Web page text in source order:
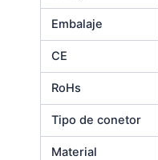
Embalaje
CE
RoHs
Tipo de conetor
Material